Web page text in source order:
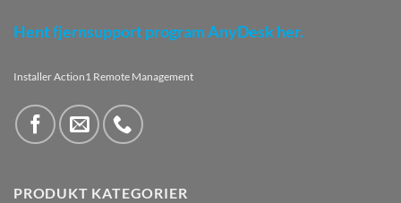
Hent fjernsupport program AnyDesk her.
Installer Action1 Remote Management
PRODUKT KATEGORIER